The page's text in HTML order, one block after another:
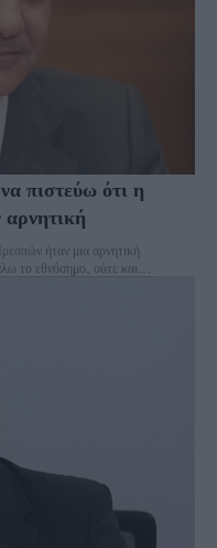
πιστεύω ότι η
ήταν μια αρνητική
το εθνόσημο, ούτε και...